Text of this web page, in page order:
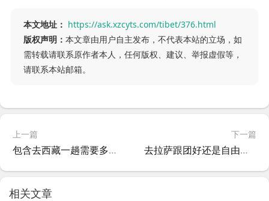
本文地址： https://ask.xzcyts.com/tibet/376.html
版权声明： 本文章由用户自主发布，不代表本站的立场，如
需转载请联系原作者本人，任何版权、建议、举报虚假等，
请联系本站邮箱。
上一篇
包含去西藏一趟需要多少钱的词条
下一篇
去拉萨跟团好还是自由行好？到拉萨最好的旅游方式是怎样的
相关文章